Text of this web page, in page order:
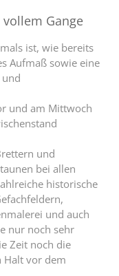
Gange
ist, wie bereits
Aufmaß sowie eine
und am Mittwoch
und
bei allen
historische
und auch
nur noch sehr
Zeit noch die
Halt vor dem